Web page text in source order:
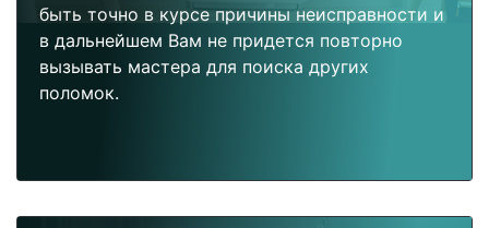
быть точно в курсе причины неисправности и
в дальнейшем Вам не придется повторно
вызывать мастера для поиска других
поломок.